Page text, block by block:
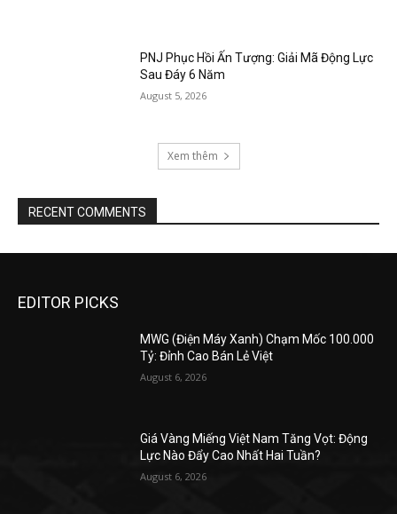
PNJ Phục Hồi Ấn Tượng: Giải Mã Động Lực
Sau Đáy 6 Năm
August 5, 2026
Xem thêm
RECENT COMMENTS
EDITOR PICKS
MWG (Điện Máy Xanh) Chạm Mốc 100.000
Tỷ: Đỉnh Cao Bán Lẻ Việt
August 6, 2026
Giá Vàng Miếng Việt Nam Tăng Vọt: Động
Lực Nào Đẩy Cao Nhất Hai Tuần?
August 6, 2026